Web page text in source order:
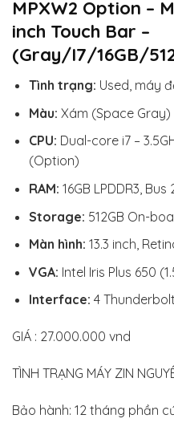
là:
MPXW2 Option –
inch Touch Bar –
(Gray/I7/16GB/
Tình trạng: Used, máy
Màu: Xám (Space Gray)
CPU: Dual-core i7 –
(Option)
RAM: 16GB LPDDR3,
Storage: 512GB On-
Màn hình: 13.3 inch,
VGA: Intel Iris Plus 650
Interface: 4
GIÁ : 27.000.000 vnd
TÌNH TRẠNG MÁY ZIN
Bảo hành: 12 tháng phần